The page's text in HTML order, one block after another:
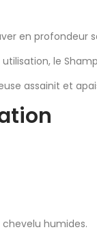
en
le
assainit et
humides.